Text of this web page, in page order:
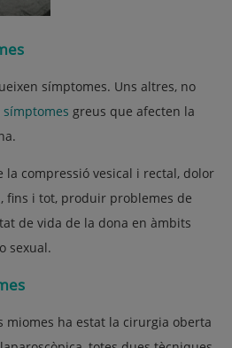
símptomes. Uns altres, no
símptomes greus que afecten la
la compressió vesical i rectal, dolor
fins i tot, produir problemes de
de vida de la dona en àmbits
sexual.
miomes ha estat la cirurgia oberta